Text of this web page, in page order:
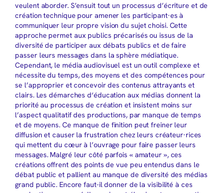
veulent aborder. S’ensuit tout un processus d’écriture et de
création technique pour amener les participant·es à
communiquer leur propre vision du sujet choisi. Cette
approche permet aux publics précarisés ou issus de la
diversité de participer aux débats publics et de faire
passer leurs messages dans la sphère médiatique.
Cependant, le média audiovisuel est un outil complexe et
nécessite du temps, des moyens et des compétences pour
se l’approprier et concevoir des contenus attrayants et
clairs. Les démarches d‘éducation aux médias donnent la
priorité au processus de création et insistent moins sur
l’aspect qualitatif des productions, par manque de temps
et de moyens. Ce manque de finition peut freiner leur
diffusion et causer la frustration chez leurs créateur·rices
qui mettent du cœur à l’ouvrage pour faire passer leurs
messages. Malgré leur côté parfois « amateur », ces
créations offrent des points de vue peu entendus dans le
débat public et pallient au manque de diversité des médias
grand public. Encore faut-il donner de la visibilité à ces